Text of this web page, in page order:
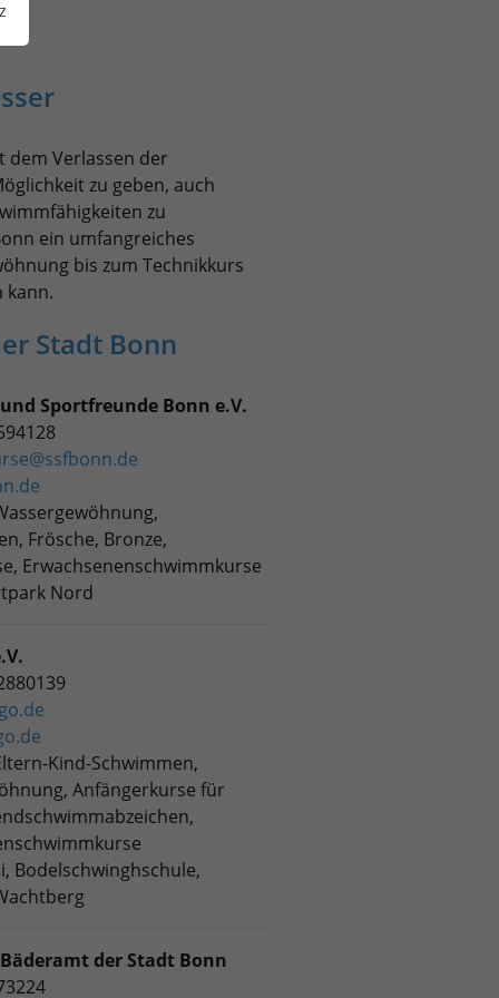
dem Verlassen der
zu geben, auch
zu
ein umfangreiches
bis zum Technikkurs
kann.
Stadt Bonn
Sportfreunde Bonn e.V.
Frösche, Bronze,
Erwachsenenschwimmkurse
Nord
Kind-Schwimmen,
Anfängerkurse für
Bodelschwinghschule,
der Stadt Bonn